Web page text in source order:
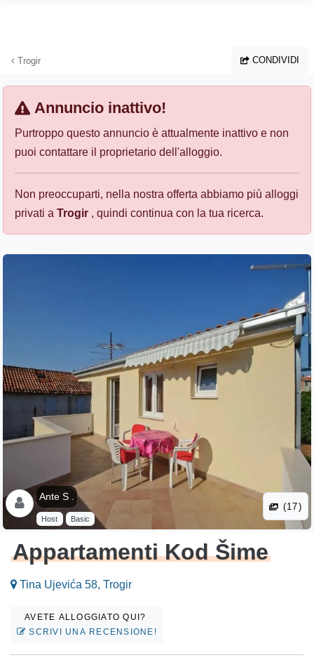
Trogir CONDIVIDI
Annuncio inattivo!
Purtroppo questo annuncio è attualmente inattivo e non
puoi contattare il proprietario dell'alloggio.
Non preoccuparti, nella nostra offerta abbiamo più alloggi
privati a Trogir , quindi continua con la tua ricerca.
Ante S .
Host Basic
(17)
Appartamenti Kod Šime
Tina Ujevića 58, Trogir
AVETE ALLOGGIATO QUI?
SCRIVI UNA RECENSIONE!